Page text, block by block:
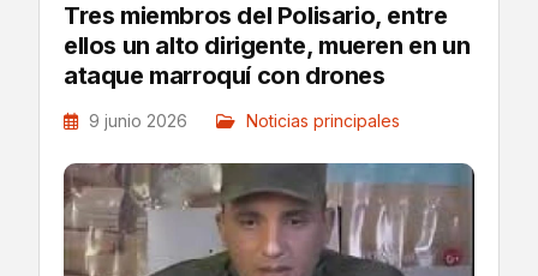
Tres miembros del Polisario, entre
ellos un alto dirigente, mueren en un
ataque marroquí con drones
9 junio 2026 Noticias principales